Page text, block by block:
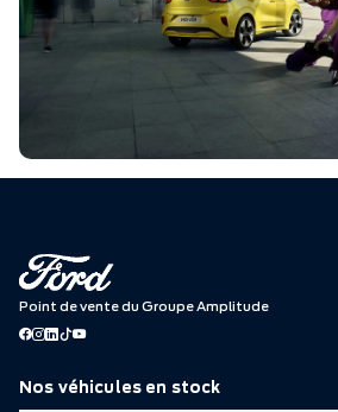
Point de vente du Groupe Amplitude
Nos véhicules en stock